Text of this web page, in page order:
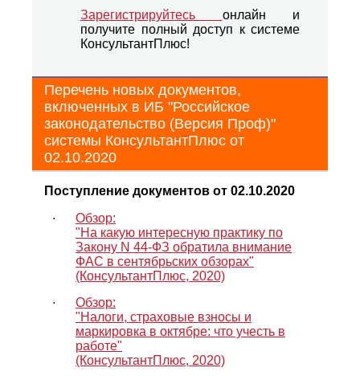
Зарегистрируйтесь онлайн и
получите полный доступ к системе
КонсультантПлюс!
Перечень новых документов,
включенных в ИБ "Российское
законодательство (Версия Проф)"
системы КонсультантПлюс от
02.10.2020
Поступление документов от 02.10.2020
∙
Обзор:
"На какую интересную практику по
Закону N 44-ФЗ обратила внимание
ФАС в сентябрьских обзорах"
(КонсультантПлюс, 2020)
∙
Обзор:
"Налоги, страховые взносы и
маркировка в октябре: что учесть в
работе"
(КонсультантПлюс, 2020)